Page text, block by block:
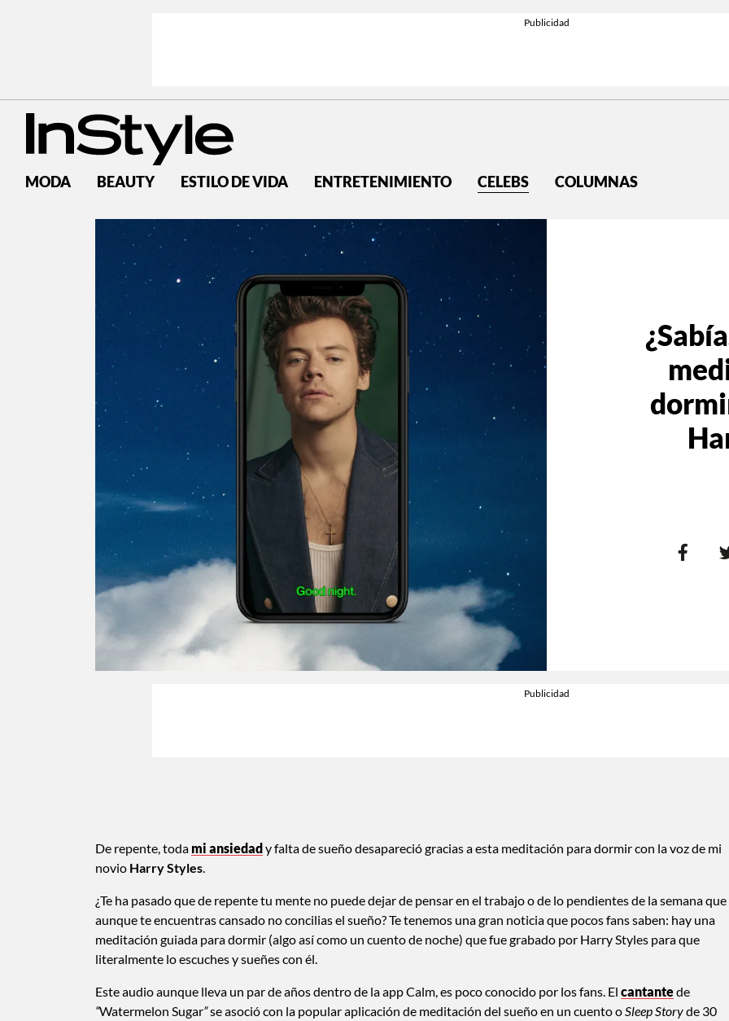
MODA BEAUTY ESTILO DE VIDA ENTRETENIMIENTO CELEBS COLUMNAS
De repente, toda mi ansiedady falta de sueño desapareció gracias a esta meditación para dormir con la voz de mi
novio Harry Styles
¿Te ha pasado que de repente tu mente no puede dejar de pensar en el trabajo o de lo pendientes de la semana que
aunque te encuentras cansado no concilias el sueño? Te tenemos una gran noticia que pocos fans saben: hay una
meditación guiada para dormir (algo así como un cuento de noche) que fue grabado por Harry Styles para que
literalmente lo escuches y sueñes con él.
Este audio aunque lleva un par de años dentro de la app Calm, es poco conocido por los fans. El cantantede
“Watermelon Sugar”se asoció con la popular aplicación de meditación del sueño en un cuento o Sleep Storyde 30